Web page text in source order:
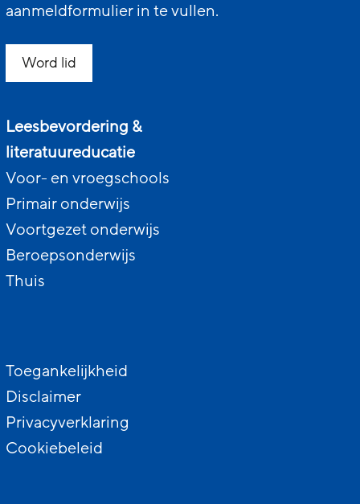
aanmeldformulier in te vullen.
Word lid
Leesbevordering &
literatuureducatie
Voor- en vroegschools
Primair onderwijs
Voortgezet onderwijs
Beroepsonderwijs
Thuis
Toegankelijkheid
Disclaimer
Privacyverklaring
Cookiebeleid